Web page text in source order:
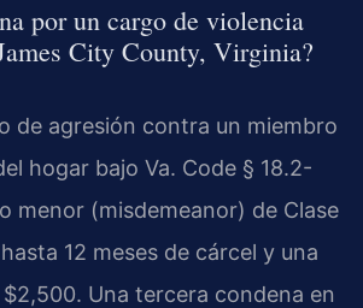
por un cargo de violencia
City County, Virginia?
de agresión contra un miembro
hogar bajo Va. Code § 18.2-
menor (misdemeanor) de Clase
12 meses de cárcel y una
Una tercera condena en